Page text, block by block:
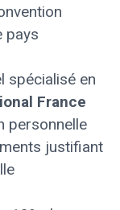
pays
spécialisé en
France
personnelle
justifiant